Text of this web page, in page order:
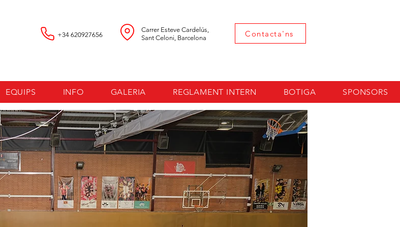
+34 620927656
Carrer Esteve Cardelús,
Sant Celoni, Barcelona
Contacta'ns
EQUIPS INFO GALERIA REGLAMENT INTERN BOTIGA SPONSORS